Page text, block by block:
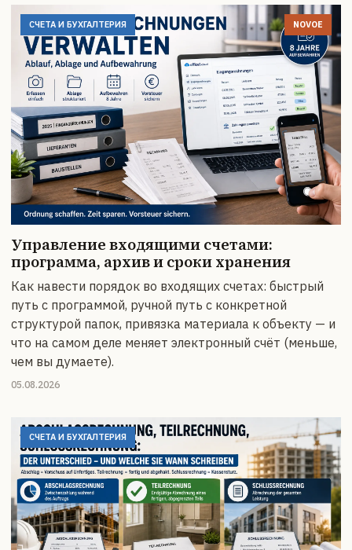
СЧЕТА И БУХГАЛТЕРИЯ NOVOE
Управление входящими счетами:
программа, архив и сроки хранения
Как навести порядок во входящих счетах: быстрый
путь с программой, ручной путь с конкретной
структурой папок, привязка материала к объекту — и
что на самом деле меняет электронный счёт (меньше,
чем вы думаете).
05.08.2026
СЧЕТА И БУХГАЛТЕРИЯ